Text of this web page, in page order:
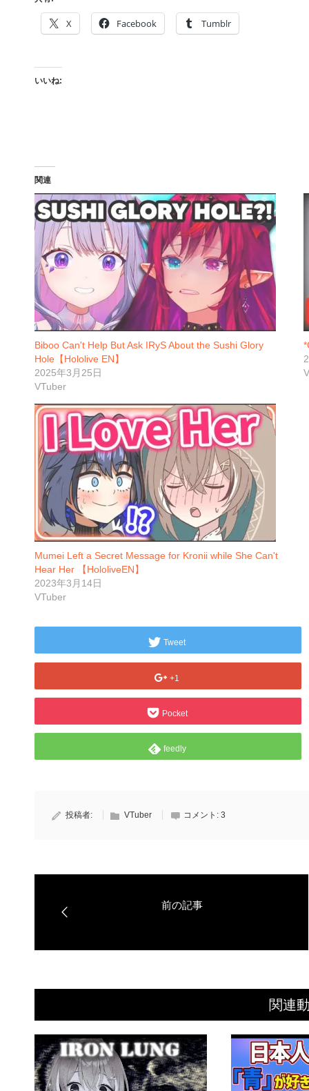
X Facebook Tumblr
いいね:
関連
Biboo Can't Help But Ask IRyS About the Sushi Glory
Hole【Hololive EN】
2025年3月25日
VTuber
Mumei Left a Secret Message for Kronii while She Can't
Hear Her 【HololiveEN】
2023年3月14日
VTuber
Tweet
+1
Pocket
feedly
投稿者: VTuber コメント: 3
関連